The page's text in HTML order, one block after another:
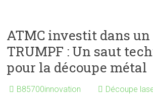
ATMC investit dans
TRUMPF : Un saut
pour la découpe métal
B85700innovation Découpe